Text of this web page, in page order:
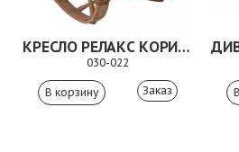
КРЕСЛО РЕЛАКС КОРИЧНЕВОЕ
030-022
Заказ